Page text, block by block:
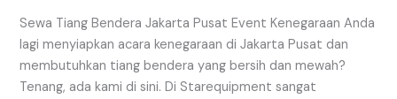
Sewa Tiang Bendera Jakarta Pusat Event Kenegaraan Anda
lagi menyiapkan acara kenegaraan di Jakarta Pusat dan
membutuhkan tiang bendera yang bersih dan mewah?
Tenang, ada kami di sini. Di Starequipment sangat